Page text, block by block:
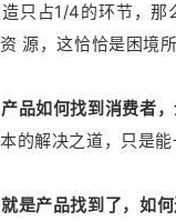
只占1/4的环节，
源，这恰恰是困境
品如何找到消费者
的解决之道，只是能
是产品找到了，如